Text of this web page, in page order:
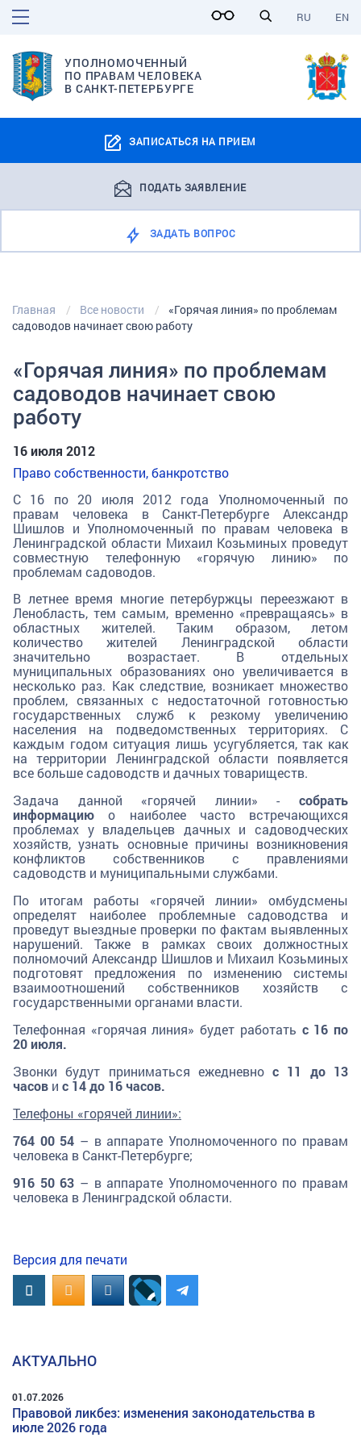
EN
RU
УПОЛНОМОЧЕННЫЙ
ПО ПРАВАМ ЧЕЛОВЕКА
В САНКТ-ПЕТЕРБУРГЕ
ЗАПИСАТЬСЯ НА ПРИЕМ
ПОДАТЬ ЗАЯВЛЕНИЕ
ЗАДАТЬ ВОПРОС
Главная Все новости
«Горячая линия» по проблемам
садоводов начинает свою работу
«Горячая линия» по проблемам
садоводов начинает свою
работу
16 июля 2012
Право собственности, банкротство
С 16 по 20 июля 2012 года Уполномоченный по
правам человека в Санкт-Петербурге Александр
Шишлов и Уполномоченный по правам человека в
Ленинградской области Михаил Козьминых проведут
совместную телефонную «горячую линию» по
проблемам садоводов.
В летнее время многие петербуржцы переезжают в
Ленобласть, тем самым, временно «превращаясь» в
областных жителей. Таким образом, летом
количество жителей Ленинградской области
значительно возрастает. В отдельных
муниципальных образованиях оно увеличивается в
несколько раз. Как следствие, возникает множество
проблем, связанных с недостаточной готовностью
государственных служб к резкому увеличению
населения на подведомственных территориях. С
каждым годом ситуация лишь усугубляется, так как
на территории Ленинградской области появляется
все больше садоводств и дачных товариществ.
Задача данной «горячей линии» - собрать
информацию о наиболее часто встречающихся
проблемах у владельцев дачных и садоводческих
хозяйств, узнать основные причины возникновения
конфликтов собственников с правлениями
садоводств и муниципальными службами.
По итогам работы «горячей линии» омбудсмены
определят наиболее проблемные садоводства и
проведут выездные проверки по фактам выявленных
нарушений. Также в рамках своих должностных
полномочий Александр Шишлов и Михаил Козьминых
подготовят предложения по изменению системы
взаимоотношений собственников хозяйств с
государственными органами власти.
Телефонная «горячая линия» будет работать с 16 по
20 июля.
Звонки будут приниматься ежедневнос 11 до 13
часов и с 14 до 16 часов.
Телефоны «горячей линии»:
764 00 54 – в аппарате Уполномоченного по правам
человека в Санкт-Петербурге;
916 50 63 – в аппарате Уполномоченного по правам
человека в Ленинградской области.
Версия для печати
ВконтактеOK.RUMAIL.RU
АКТУАЛЬНО
01.07.2026
Правовой ликбез: изменения законодательства в
июле 2026 года